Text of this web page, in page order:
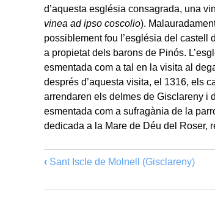
d’aquesta església consagrada, una
vinea ad ipso coscolio).
possiblement fou l’església del castell
a propietat dels barons de Pinós.
esmentada com a tal en la visita al
després d’aquesta visita, el 1316, els
arrendaren els delmes de Gisclareny i
esmentada com a sufragània de la
dedicada a la Mare de Déu del Roser,
‹ Sant Iscle de Molnell (Gisclareny)